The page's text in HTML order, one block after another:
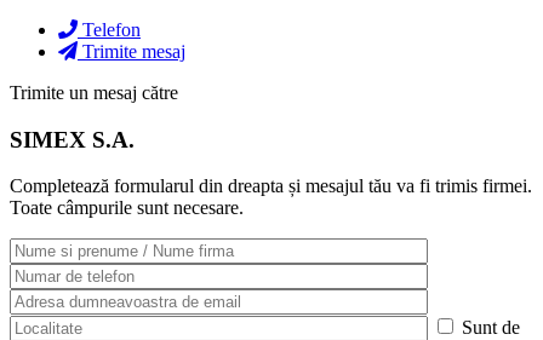
Telefon
Trimite mesaj
Trimite un mesaj către
SIMEX S.A.
Completează formularul din dreapta și mesajul tău va fi trimis firmei.
Toate câmpurile sunt necesare.
Sunt de